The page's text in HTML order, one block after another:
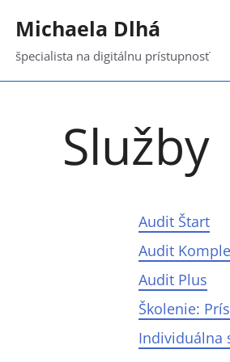
Michaela Dlhá
špecialista na digitálnu prístupnosť
Služby
Audit Štart
Audit
Audit Plus
Školenie:
Individuálna